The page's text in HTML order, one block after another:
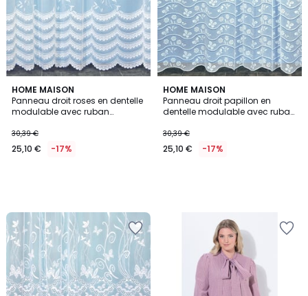
HOME MAISON
Panneau droit roses en dentelle
modulable avec ruban
30,39 €
25,10 € -17%
HOME MAISON
Panneau droit papillon en
dentelle modulable avec ruban
30,39 €
25,10 € -17%